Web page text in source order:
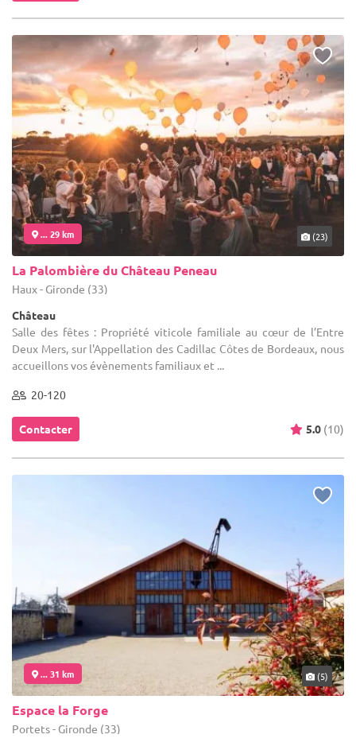
... 29 km (23)
La Palombière du Château Peneau
Haux - Gironde (33)
Château
Salle des fêtes : Propriété viticole familiale au cœur de l’Entre
Deux Mers, sur l'Appellation des Cadillac Côtes de Bordeaux, nous
accueillons vos évènements familiaux et ...
20-120
Contacter 5.0 (10)
... 31 km (5)
Espace la Forge
Portets - Gironde (33)